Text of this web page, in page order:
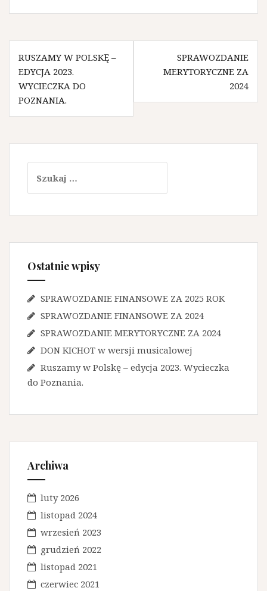
Nawigacja
wpisu
RUSZAMY W POLSKĘ –
EDYCJA 2023.
WYCIECZKA DO
POZNANIA.
SPRAWOZDANIE
MERYTORYCZNE ZA
2024
Ostatnie wpisy
SPRAWOZDANIE FINANSOWE ZA 2025 ROK
SPRAWOZDANIE FINANSOWE ZA 2024
SPRAWOZDANIE MERYTORYCZNE ZA 2024
DON KICHOT w wersji musicalowej
Ruszamy w Polskę – edycja 2023. Wycieczka
do Poznania.
Archiwa
luty 2026
listopad 2024
wrzesień 2023
grudzień 2022
listopad 2021
czerwiec 2021